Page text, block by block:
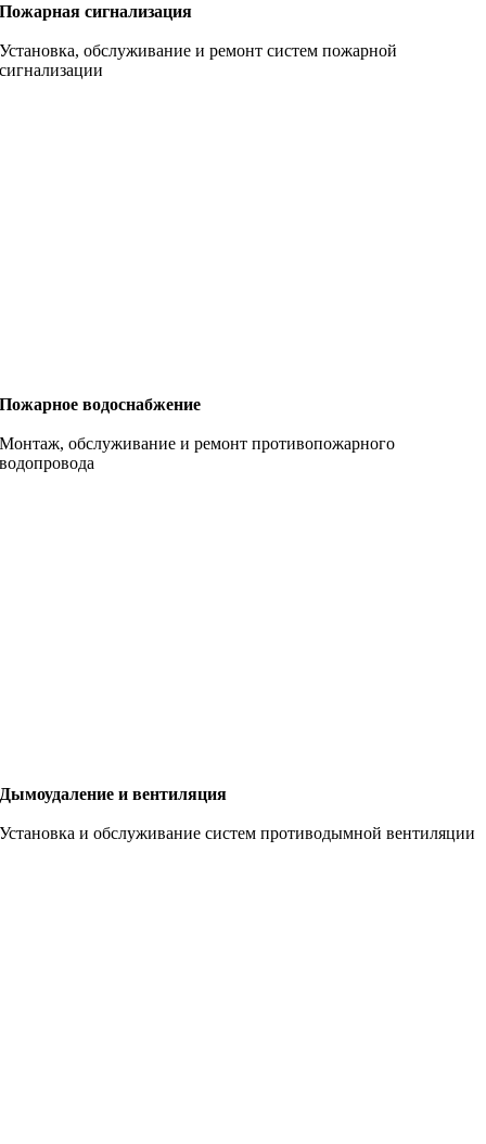
Пожарная сигнализация
Установка, обслуживание и ремонт систем пожарной
сигнализации
Пожарное водоснабжение
Монтаж, обслуживание и ремонт противопожарного
водопровода
Дымоудаление и вентиляция
Установка и обслуживание систем противодымной вентиляции